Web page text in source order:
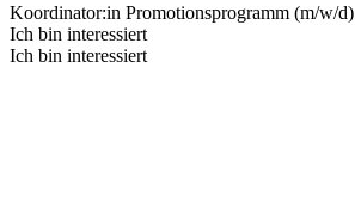
Koordinator:in Promotionsprogramm (m/w/d)
Ich bin interessiert
Ich bin interessiert